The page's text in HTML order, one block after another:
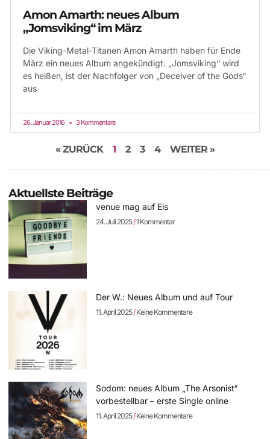
Amon Amarth: neues Album
„Jomsviking“ im März
Die Viking-Metal-Titanen Amon Amarth haben für Ende
März ein neues Album angekündigt. „Jomsviking“ wird
es heißen, ist der Nachfolger von „Deceiver of the Gods“
aus
26. Januar 2016 3 Kommentare
« ZURÜCK 1 2 3 4 WEITER »
Aktuellste Beiträge
venue mag auf Eis
24. Juli 2025 1 Kommentar
Der W.: Neues Album und auf Tour
11. April 2025 Keine Kommentare
Sodom: neues Album „The Arsonist“
vorbestellbar – erste Single online
11. April 2025 Keine Kommentare